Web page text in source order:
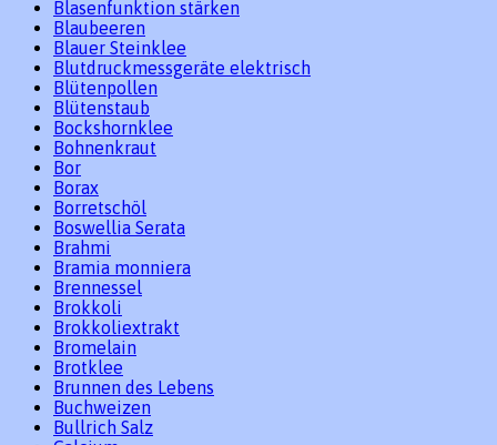
Blasenfunktion stärken
Blaubeeren
Blauer Steinklee
Blutdruckmessgeräte elektrisch
Blütenpollen
Blütenstaub
Bockshornklee
Bohnenkraut
Bor
Borax
Borretschöl
Boswellia Serata
Brahmi
Bramia monniera
Brennessel
Brokkoli
Brokkoliextrakt
Bromelain
Brotklee
Brunnen des Lebens
Buchweizen
Bullrich Salz